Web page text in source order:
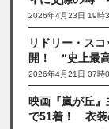
2026年4月23日 19時
リドリー・ス
開！ “史上最
2026年4月21日 07時
映画『嵐が丘
で51着！ 衣装